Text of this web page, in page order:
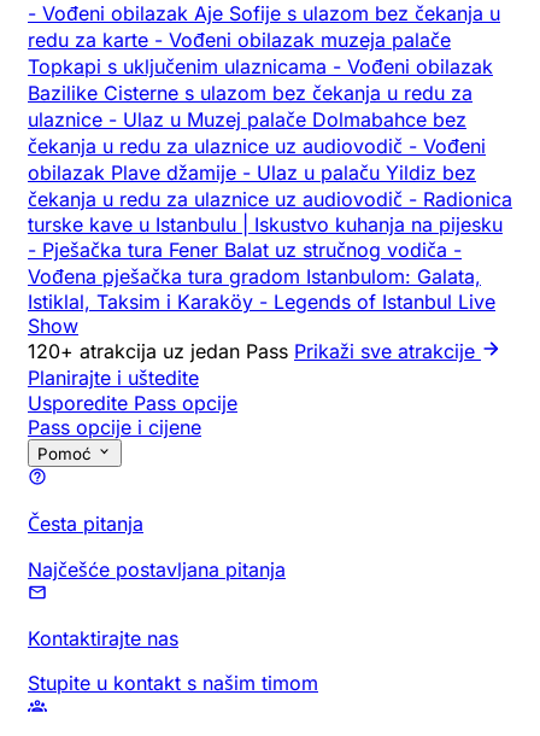
- Vođeni obilazak Aje Sofije s ulazom bez čekanja u
redu za karte - Vođeni obilazak muzeja palače
Topkapi s uključenim ulaznicama - Vođeni obilazak
Bazilike Cisterne s ulazom bez čekanja u redu za
ulaznice - Ulaz u Muzej palače Dolmabahce bez
čekanja u redu za ulaznice uz audiovodič - Vođeni
obilazak Plave džamije - Ulaz u palaču Yildiz bez
čekanja u redu za ulaznice uz audiovodič - Radionica
turske kave u Istanbulu | Iskustvo kuhanja na pijesku
- Pješačka tura Fener Balat uz stručnog vodiča -
Vođena pješačka tura gradom Istanbulom: Galata,
Istiklal, Taksim i Karaköy - Legends of Istanbul Live
Show
120+ atrakcija uz jedan Pass Prikaži sve atrakcije
Planirajte i uštedite
Usporedite Pass opcije
Pass opcije i cijene
Pomoć
Česta pitanja
Najčešće postavljana pitanja
Kontaktirajte nas
Stupite u kontakt s našim timom